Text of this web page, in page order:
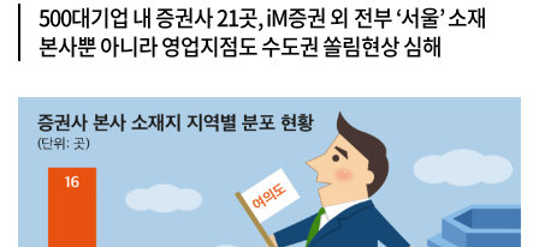
500대기업 내 증권사 21곳, iM증권 외 전부 ‘서울’ 소재
본사뿐 아니라 영업지점도 수도권 쏠림현상 심해